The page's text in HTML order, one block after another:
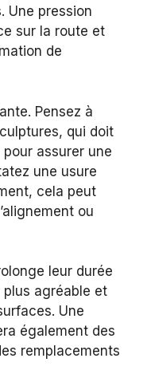
Une pression
sur la route et
de
Pensez à
qui doit
assurer une
une usure
cela peut
ou
leur durée
agréable et
Une
également des
remplacements